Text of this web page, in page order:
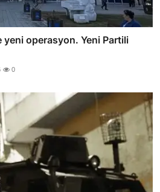
yeni operasyon. Yeni Partili
0